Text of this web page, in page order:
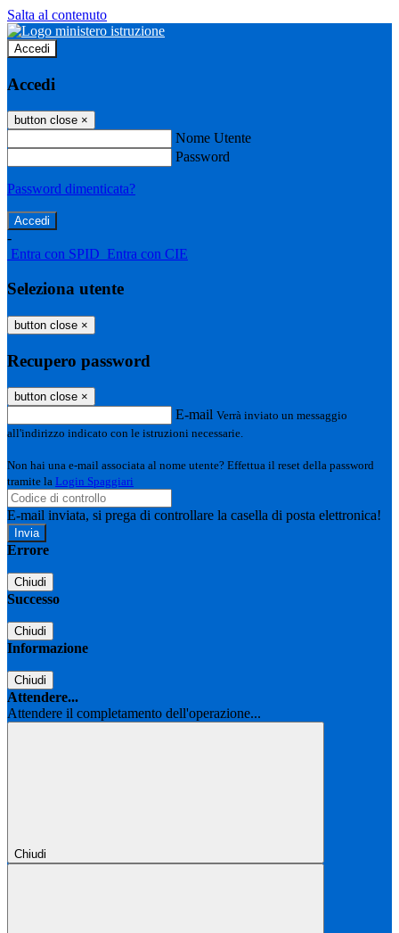
Salta al contenuto
Accedi
Accedi
button close ×
Nome Utente
Password
Password dimenticata?
-
Entra con SPID Entra con CIE
Seleziona utente
button close ×
Recupero password
button close ×
E-mail Verrà inviato un messaggio
all'indirizzo indicato con le istruzioni necessarie.
Non hai una e-mail associata al nome utente? Effettua il reset della password
tramite la Login Spaggiari
E-mail inviata, si prega di controllare la casella di posta elettronica!
Errore
Chiudi
Successo
Chiudi
Informazione
Chiudi
Attendere...
Attendere il completamento dell'operazione...
Chiudi